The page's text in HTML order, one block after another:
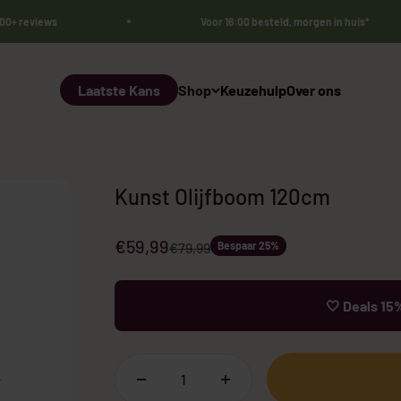
reviews Voor 16:00 besteld, morgen in huis*
Laatste Kans Shop KeuzehulpOver ons
Kunst Olijfboom 120cm
Aanbiedingsprijs
€59,99Normale prijs
€79,99 Bespaar 25%
🤍 Deals